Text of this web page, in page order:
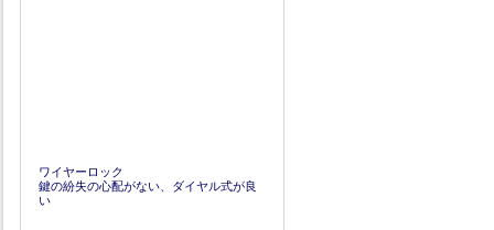
ワイヤーロック
鍵の紛失の心配がない、ダイヤル式が良
い